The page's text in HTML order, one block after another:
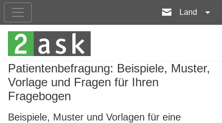
Land
Patientenbefragung: Beispiele, Muster,
Vorlage und Fragen für Ihren
Fragebogen
Beispiele, Muster und Vorlagen für eine